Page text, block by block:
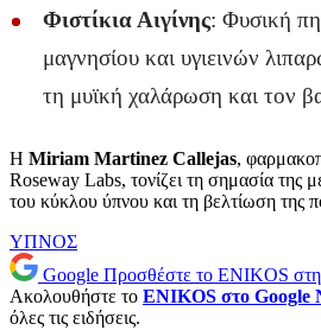
Φιστίκια Αιγίνης: Φυσική
μαγνησίου και υγιεινών
τη μυϊκή χαλάρωση και τον
Η Miriam Martinez Callejas,
Roseway Labs, τονίζει τη σημασία της
του κύκλου ύπνου και τη βελτίωση της
ΥΠΝΟΣ
Google Προσθέστε το ENIKOS
Ακολουθήστε το ENIKOS στο Google
όλες τις ειδήσεις.